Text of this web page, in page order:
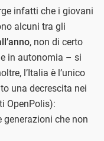
infatti che i giovani
alcuni tra gli
, non di certo
in autonomia – si
l’Italia è l’unico
una decrescita nei
OpenPolis):
generazioni che non